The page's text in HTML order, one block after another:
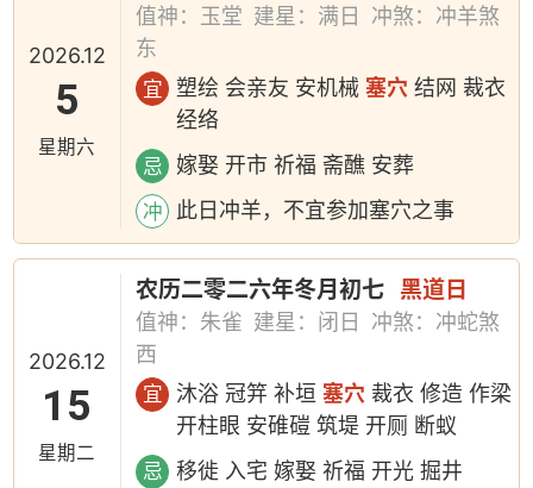
2026.12
5
星期六
值神：玉堂 建星：满日
冲煞：冲羊煞
东
宜 塑绘 会亲友 安机械塞穴 结网 裁衣
经络
忌 嫁娶 开市 祈福 斋醮 安葬
冲 此日冲羊，不宜参加塞穴之事
2026.12
15
星期二
农历二零二六年冬月初七 黑道日
值神：朱雀 建星：闭日
冲煞：冲蛇煞
西
宜 沐浴 冠笄 补垣塞穴 裁衣 修造 作梁
开柱眼 安碓磑 筑堤 开厕 断蚁
忌 移徙 入宅 嫁娶 祈福 开光 掘井